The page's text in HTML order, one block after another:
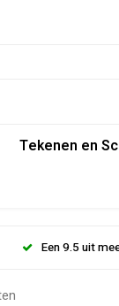
Tekenen en
Een 9.5 uit